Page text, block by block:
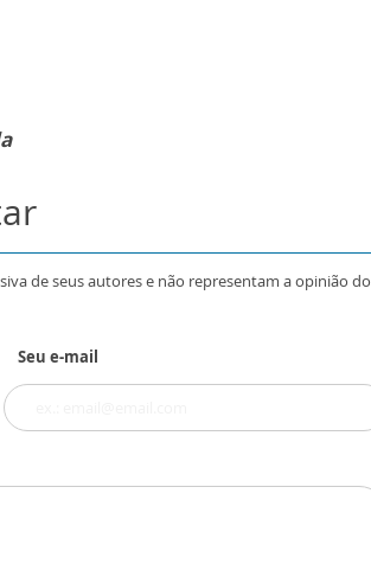
de seus autores e não representam a opinião do
Seu e-mail